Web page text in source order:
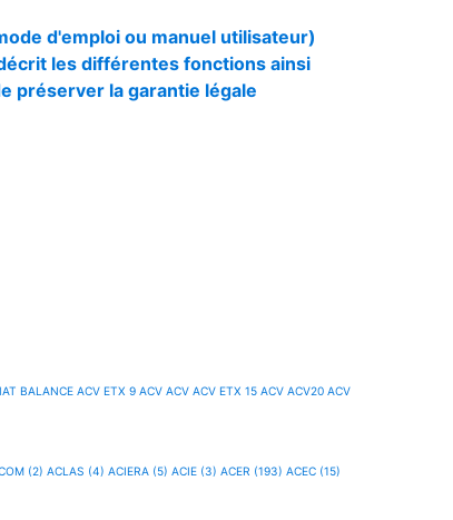
d'emploi ou manuel utilisateur)
les différentes fonctions ainsi
préserver la garantie légale
BALANCE ACV ETX 9 ACV ACV ACV ETX 15 ACV ACV20 ACV
(2) ACLAS (4) ACIERA (5) ACIE (3) ACER (193) ACEC (15)